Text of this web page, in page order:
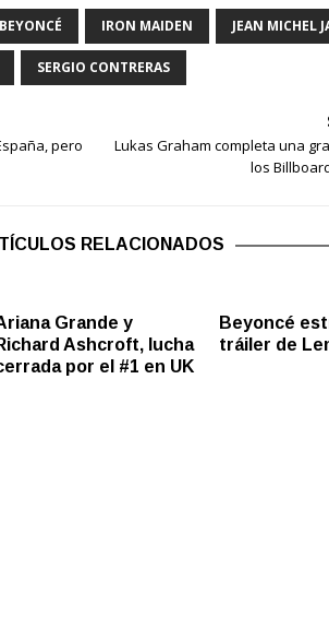
BEYONCÉ IRON MAIDEN JEAN MICHEL
SERGIO CONTRERAS
pero
Lukas Graham completa una
los
RELACIONADOS
Grande y
Ashcroft, lucha
por el #1 en UK
Beyoncé
tráiler de